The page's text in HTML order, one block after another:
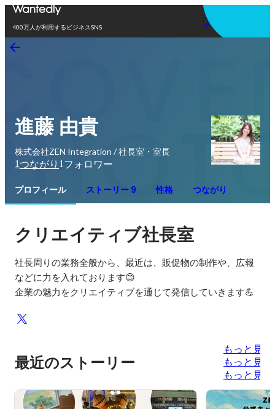
400万人が利用するビジネスSNS
アプリを使う
進藤 由貴
株式会社ZEN Integration / 社長室・室長
1つながり 1 フォロワー
プロフィール ストーリー 9 性格 つながり
クリエイティブ社長室
社長周りの業務全般から、最近は、販促物の制作や、広報
などに力を入れております😊
企業の魅力をクリエイティブを通じて発信していきます💪
最近のストーリー
もっと見る
もっと見る
もっと見る